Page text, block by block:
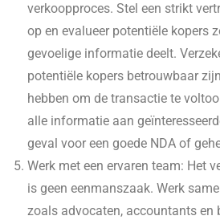
verkoopproces. Stel een strikt
op en evalueer potentiële kopers
gevoelige informatie deelt.
potentiële kopers betrouwbaar
hebben om de transactie te
alle informatie aan
geval voor een goede NDA of
Werk met een ervaren team: Het
is geen eenmanszaak. Werk
zoals advocaten, accountants en